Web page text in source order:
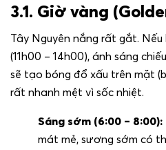
3.1. Giờ vàng
Tây Nguyên nắng rất gắt.
(11h00 – 14h00), ánh sáng
sẽ tạo bóng đổ xấu trên mặt
rất nhanh mệt vì sốc nhiệt.
Sáng sớm (6:00 – 8:00):
mát mẻ, sương sớm có